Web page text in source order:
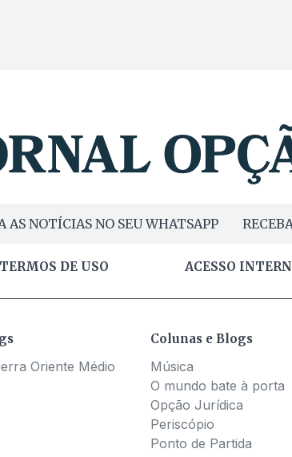
AS NOTÍCIAS NO SEU WHATSAPP
TERMOS DE USO ACESSO
Oriente Médio
Colunas e Blogs
Música
O mundo bate à porta
Opção Jurídica
Periscópio
Ponto de Partida